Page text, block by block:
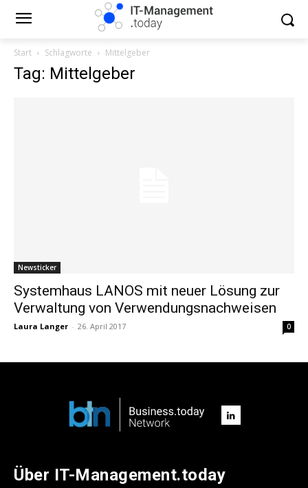
Start Schlagworte Mittelgeber
Tag: Mittelgeber
Newsticker
Systemhaus LANOS mit neuer Lösung zur
Verwaltung von Verwendungsnachweisen
Laura Langer - 26. April 2017 0
Über IT-Management.today